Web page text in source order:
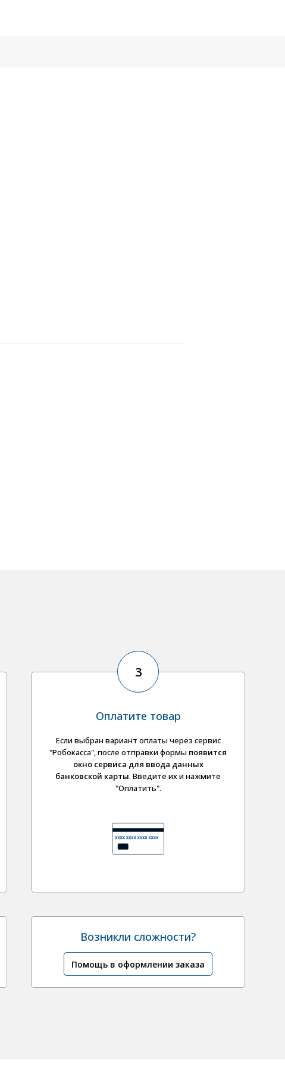
Оплатите товар
Если выбран вариант оплаты через сервис
"Робокасса", после отправки формы появится
окно сервиса для ввода данных
банковской карты. Введите их и нажмите
"Оплатить".
3
Помощь в оформлении заказа
Возникли сложности?